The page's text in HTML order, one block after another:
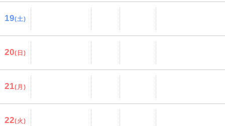
19(土)
20(日)
21(月)
22(火)